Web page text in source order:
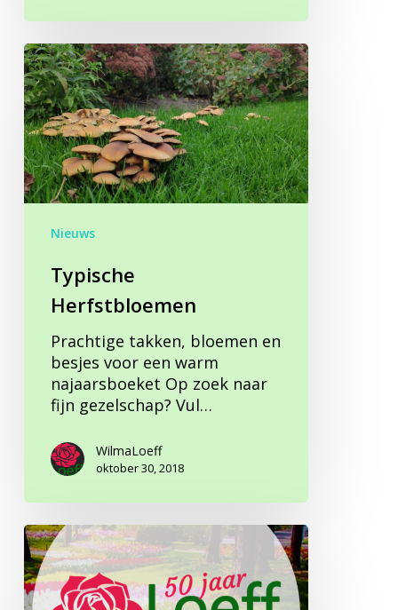
Typische
Herfstbloemen
Nieuws
Typische
Herfstbloemen
Prachtige takken, bloemen en
besjes voor een warm
najaarsboeket Op zoek naar
fijn gezelschap? Vul…
WilmaLoeff
oktober 30, 2018
Wij
bestaan
50
jaar!